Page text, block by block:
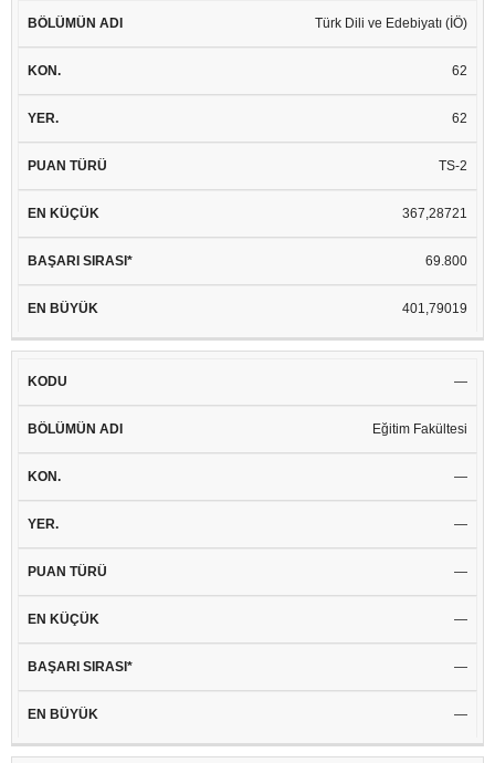
Türk Dili ve Edebiyatı (İÖ)
62
62
TS-2
367,28721
69.800
401,79019
—
Eğitim Fakültesi
—
—
—
—
—
—